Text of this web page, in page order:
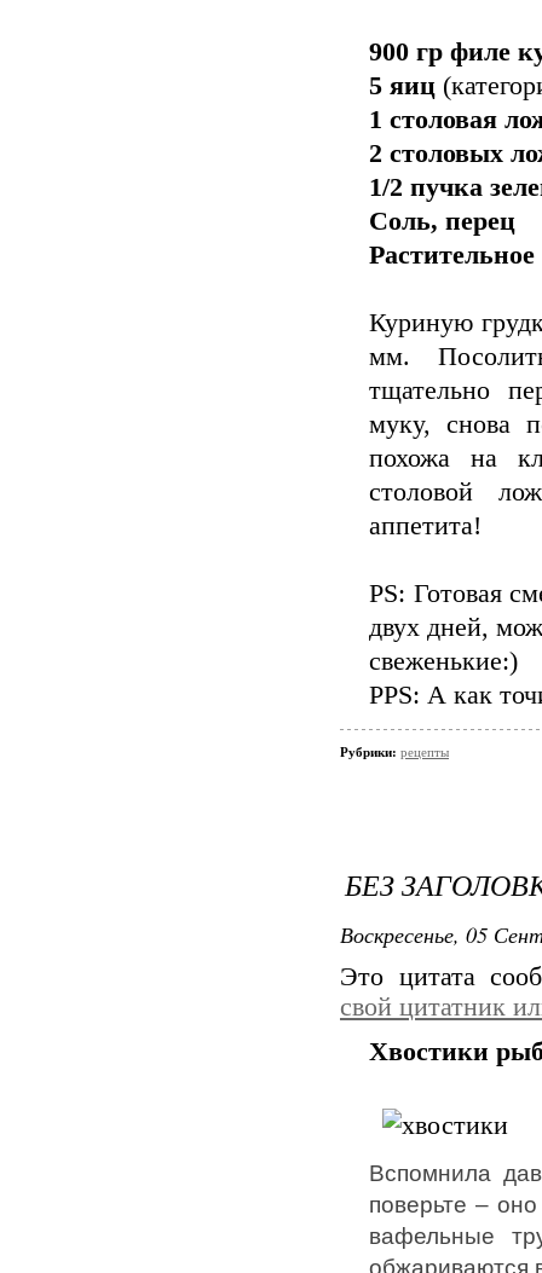
900 гр филе
5 яиц
1 столовая
2 столовых
1/2 пучка
Соль, перец
Куриную
мм.
тщательно
муку, снова
похожа на
столовой
аппетита!
PS: Готовая
двух дней,
свеженькие:)
PPS: А как
Рубрики: рецепты
БЕЗ
Воскресенье, 05
Это цитата
свой цитатник
Хвостики
Вспомнила
поверьте –
вафельные
обжариваются